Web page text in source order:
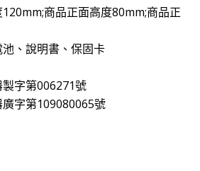
商品正面高度80mm;商品正
、說明書、保固卡
字第006271號
字第109080065號